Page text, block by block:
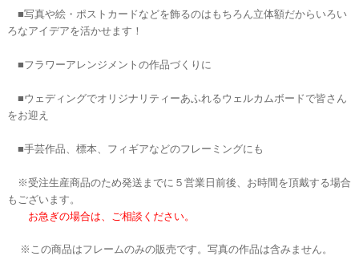
■写真や絵・ポストカードなどを飾るのはもちろん立体額だからいろい
ろなアイデアを活かせます！
■フラワーアレンジメントの作品づくりに
■ウェディングでオリジナリティーあふれるウェルカムボードで皆さん
をお迎え
■手芸作品、標本、フィギアなどのフレーミングにも
※受注生産商品のため発送までに５営業日前後、お時間を頂戴する場合
もございます。
お急ぎの場合は、ご相談ください。
※この商品はフレームのみの販売です。写真の作品は含みません。